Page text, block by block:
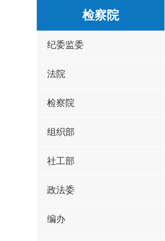
检察院
纪委监委
法院
检察院
组织部
社工部
政法委
编办